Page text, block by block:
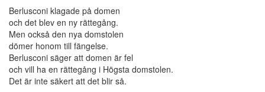
Berlusconi klagade på domen
och det blev en ny rättegång.
Men också den nya domstolen
dömer honom till fängelse.
Berlusconi säger att domen är fel
och vill ha en rättegång i Högsta domstolen.
Det är inte säkert att det blir så.